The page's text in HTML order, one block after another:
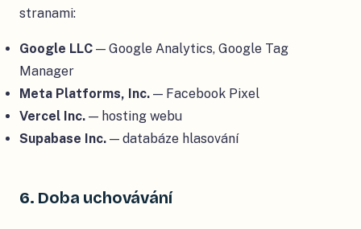
stranami:
Google LLC — Google Analytics, Google Tag
Manager
Meta Platforms, Inc. — Facebook Pixel
Vercel Inc. — hosting webu
Supabase Inc. — databáze hlasování
6. Doba uchovávání